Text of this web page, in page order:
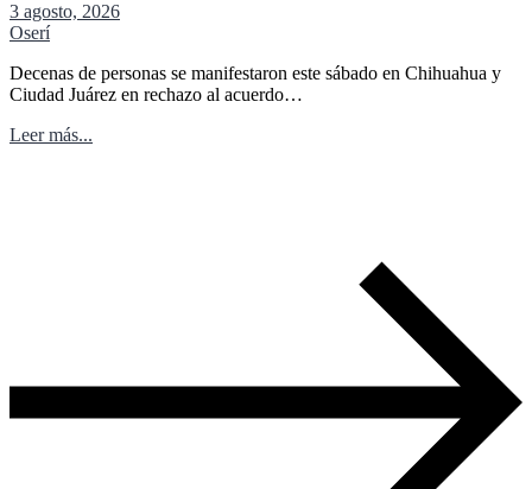
3 agosto, 2026
Oserí
Decenas de personas se manifestaron este sábado en Chihuahua y
Ciudad Juárez en rechazo al acuerdo…
Leer más...